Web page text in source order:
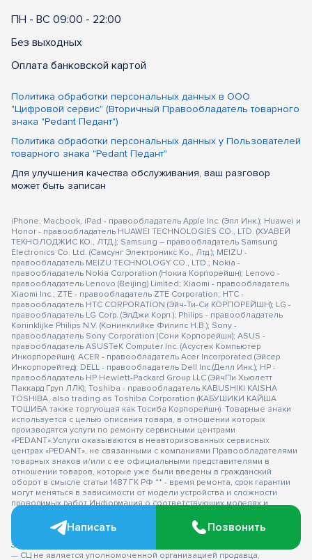
ПН - ВС 09:00 - 22:00
Без выходных
Оплата банковской картой
Политика обработки персональных данных в ООО
"Цифровой сервис" (Вторичный Правообладатель товарного
знака "Pedant Педант")
Политика обработки персональных данных у Пользователей
товарного знака "Pedant Педант"
Для улучшения качества обслуживания, ваш разговор
может быть записан
iPhone, Macbook, iPad - правообладатель Apple Inc. (Эпл Инк.); Huawei и
Honor - правообладатель HUAWEI TECHNOLOGIES CO., LTD. (ХУАВЕЙ
ТЕКНОЛОДЖИС КО., ЛТД.); Samsung – правообладатель Samsung
Electronics Co. Ltd. (Самсунг Электроникс Ко., Лтд.); MEIZU -
правообладатель MEIZU TECHNOLOGY CO., LTD.; Nokia -
правообладатель Nokia Corporation (Нокиа Корпорейшн); Lenovo -
правообладатель Lenovo (Beijing) Limited; Xiaomi - правообладатель
Xiaomi Inc.; ZTE - правообладатель ZTE Corporation; HTC -
правообладатель HTC CORPORATION (Эйч-Ти-Си КОРПОРЕЙШН); LG -
правообладатель LG Corp. (ЭлДжи Корп.); Philips - правообладатель
Koninklijke Philips N.V. (Конинклийке Филипс Н.В.); Sony -
правообладатель Sony Corporation (Сони Корпорейшн); ASUS -
правообладатель ASUSTeK Computer Inc. (Асустек Компьютер
Инкорпорейшн); ACER - правообладатель Acer Incorporated (Эйсер
Инкорпорейтед); DELL - правообладатель Dell Inc.(Делл Инк.); HP -
правообладатель HP Hewlett-Packard Group LLC (ЭйчПи Хьюлетт
Паккард Груп ЛЛК); Toshiba - правообладатель KABUSHIKI KAISHA
TOSHIBA, also trading as Toshiba Corporation (КАБУШИКИ КАЙША
ТОШИБА также торгующая как Тосиба Корпорейшн). Товарные знаки
используется с целью описания товара, в отношении которых
производятся услуги по ремонту сервисными центрами
«PEDANT».Услуги оказываются в неавторизованных сервисных
центрах «PEDANT», не связанными с компаниями Правообладателями
товарных знаков и/или с ее официальными представителями в
отношении товаров, которые уже были введены в гражданский
оборот в смысле статьи 1487 ГК РФ ** - время ремонта, срок гарантии
могут меняться в зависимости от модели устройства и сложности
проводимых работ Информация о соответствующих моделях и
комплектациях и их наличии, ценах, возможных выгодах и условиях
приобретения доступна в сервисных центрах Pedant.ru. Не является
публичной офертой.
Оферта на сервисное обслуживание
Застрахованного имущества
— СЦ не является уполномоченной организацией продавца,
Написать Позвонить